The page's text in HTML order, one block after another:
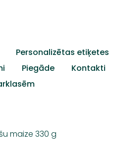
Personalizētas etiķetes
Piegāde Kontakti
maize 330 g